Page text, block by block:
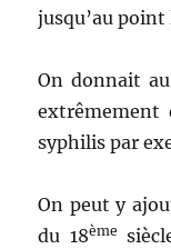
jusqu’au point
On donnait
extrêmement
syphilis par
On peut y
du 18ème